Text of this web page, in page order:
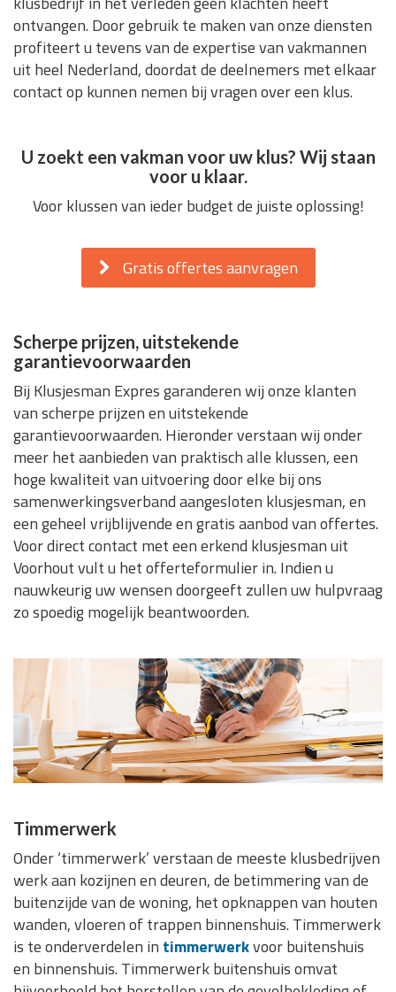
ontvangen. Door gebruik te maken van onze diensten
profiteert u tevens van de expertise van vakmannen
uit heel Nederland, doordat de deelnemers met elkaar
contact op kunnen nemen bij vragen over een klus.
U zoekt een vakman voor uw klus? Wij staan
voor u klaar.
Voor klussen van ieder budget de juiste oplossing!
Gratis offertes aanvragen
Scherpe prijzen, uitstekende
garantievoorwaarden
Bij Klusjesman Expres garanderen wij onze klanten
van scherpe prijzen en uitstekende
garantievoorwaarden. Hieronder verstaan wij onder
meer het aanbieden van praktisch alle klussen, een
hoge kwaliteit van uitvoering door elke bij ons
samenwerkingsverband aangesloten klusjesman, en
een geheel vrijblijvende en gratis aanbod van offertes.
Voor direct contact met een erkend klusjesman uit
Voorhout vult u het offerteformulier in. Indien u
nauwkeurig uw wensen doorgeeft zullen uw hulpvraag
zo spoedig mogelijk beantwoorden.
Timmerwerk
Onder ‘timmerwerk’ verstaan de meeste klusbedrijven
werk aan kozijnen en deuren, de betimmering van de
buitenzijde van de woning, het opknappen van houten
wanden, vloeren of trappen binnenshuis. Timmerwerk
is te onderverdelen in timmerwerkvoor buitenshuis
en binnenshuis. Timmerwerk buitenshuis omvat